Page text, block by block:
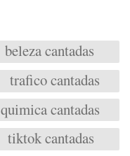
beleza cantadas
trafico cantadas
quimica cantadas
tiktok cantadas